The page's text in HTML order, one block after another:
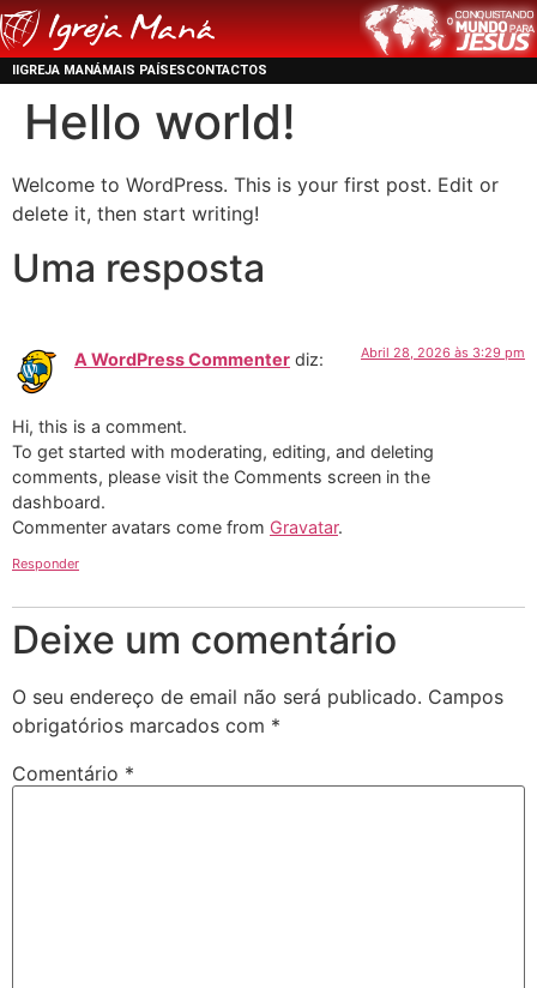
IIGREJA MANÁMAIS PAÍSESCONTACTOS
Hello world!
Welcome to WordPress. This is your first post. Edit or
delete it, then start writing!
Uma resposta
A WordPress Commenter diz: Abril 28, 2026 às 3:29 pm
Hi, this is a comment.
To get started with moderating, editing, and deleting
comments, please visit the Comments screen in the
dashboard.
Commenter avatars come from Gravatar.
Responder
Deixe um comentário
O seu endereço de email não será publicado. Campos
obrigatórios marcados com *
Comentário *